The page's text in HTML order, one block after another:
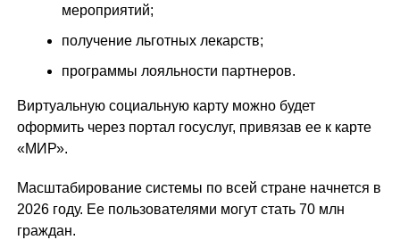
мероприятий;
получение льготных лекарств;
программы лояльности партнеров.
Виртуальную социальную карту можно будет
оформить через портал госуслуг, привязав ее к карте
«МИР».
Масштабирование системы по всей стране начнется в
2026 году. Ее пользователями могут стать 70 млн
граждан.